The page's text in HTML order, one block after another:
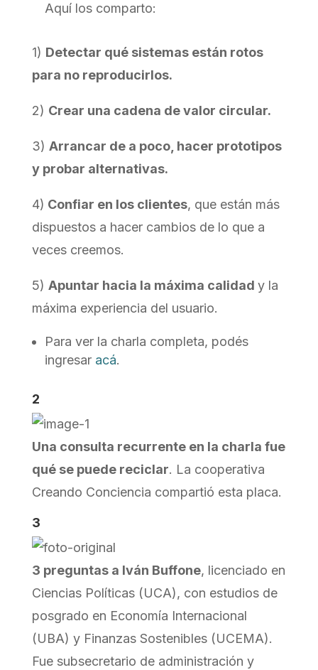
Aquí los comparto:
1) Detectar qué sistemas están rotos
para no reproducirlos.
2) Crear una cadena de valor circular.
3) Arrancar de a poco, hacer prototipos
y probar alternativas.
4) Confiar en los clientes, que están más
dispuestos a hacer cambios de lo que a
veces creemos.
5) Apuntar hacia la máxima calidad y la
máxima experiencia del usuario.
Para ver la charla completa, podés
ingresar acá.
2
Una consulta recurrente en la charla fue
qué se puede reciclar. La cooperativa
Creando Conciencia compartió esta placa.
3
3 preguntas a Iván Buffone, licenciado en
Ciencias Políticas (UCA), con estudios de
posgrado en Economía Internacional
(UBA) y Finanzas Sostenibles (UCEMA).
Fue subsecretario de administración y